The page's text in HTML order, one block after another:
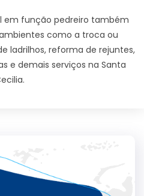
em função pedreiro também
como a troca ou
ladrilhos, reforma de rejuntes,
e demais serviços na Santa